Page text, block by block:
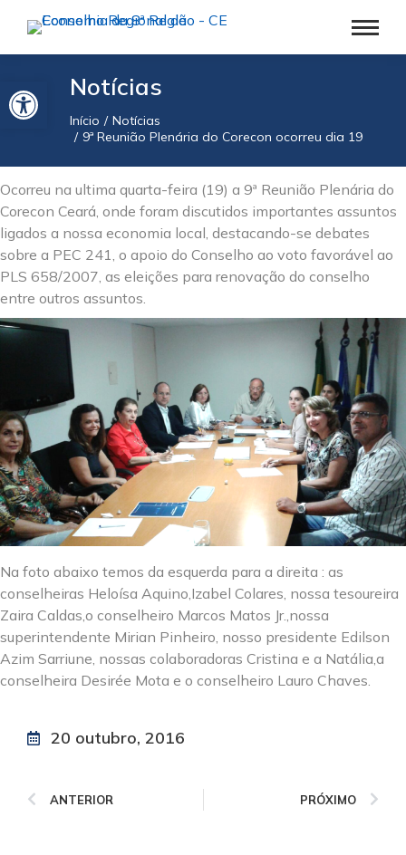
Barra de Ferramentas AbertaNotícias
Você está aqui:
Início
Notícias
9ª Reunião Plenária do Corecon ocorreu dia 19
Ocorreu na ultima quarta-feira (19) a 9ª Reunião Plenária do
Corecon Ceará, onde foram discutidos importantes assuntos
ligados a nossa economia local, destacando-se debates
sobre a PEC 241, o apoio do Conselho ao voto favorável ao
PLS 658/2007, as eleições para renovação do conselho
entre outros assuntos.
Na foto abaixo temos da esquerda para a direita : as
conselheiras Heloísa Aquino,Izabel Colares, nossa tesoureira
Zaira Caldas,o conselheiro Marcos Matos Jr.,nossa
superintendente Mirian Pinheiro, nosso presidente Edilson
Azim Sarriune, nossas colaboradoras Cristina e a Natália,a
conselheira Desirée Mota e o conselheiro Lauro Chaves.
20 outubro, 2016
ANTERIOR PRÓXIMO